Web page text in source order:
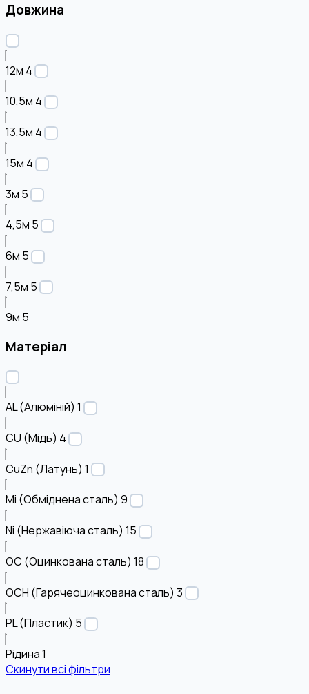
Довжина
12м 4
10,5м 4
13,5м 4
15м 4
3м 5
4,5м 5
6м 5
7,5м 5
9м 5
Матеріал
AL (Алюміній) 1
CU (Мідь) 4
CuZn (Латунь) 1
Mi (Обміднена сталь) 9
Ni (Нержавіюча сталь) 15
OC (Оцинкована сталь) 18
OCH (Гарячеоцинкована сталь) 3
PL (Пластик) 5
Рідина1
Скинути всі фільтри